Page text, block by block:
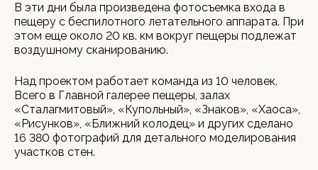
В эти дни была произведена фотосъемка входа в
пещеру с беспилотного летательного аппарата. При
этом еще около 20 кв. км вокруг пещеры подлежат
воздушному сканированию.
Над проектом работает команда из 10 человек.
Всего в Главной галерее пещеры, залах
«Сталагмитовый», «Купольный», «Знаков», «Хаоса»,
«Рисунков», «Ближний колодец» и других сделано
16 380 фотографий для детального моделирования
участков стен.